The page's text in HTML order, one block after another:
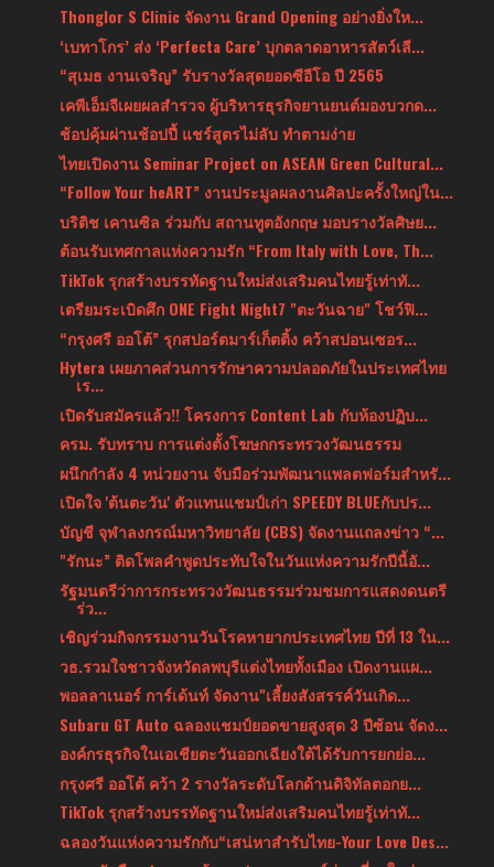
Thonglor S Clinic จัดงาน Grand Opening อย่างยิ่งให...
‘เบทาโกร’ ส่ง ‘Perfecta Care’ บุกตลาดอาหารสัตว์เลี...
“สุเมธ งานเจริญ” รับรางวัลสุดยอดซีอีโอ ปี 2565
เคพีเอ็มจีเผยผลสำรวจ ผู้บริหารธุรกิจยานยนต์มองบวกด...
ช้อปคุ้มผ่านช้อปปี้ แชร์สูตรไม่ลับ ทำตามง่าย
ไทยเปิดงาน Seminar Project on ASEAN Green Cultural...
“Follow Your heART” งานประมูลผลงานศิลปะครั้งใหญ่ใน...
บริติช เคานซิล ร่วมกับ สถานทูตอังกฤษ มอบรางวัลศิษย...
ต้อนรับเทศกาลแห่งความรัก “From Italy with Love, Th...
TikTok รุกสร้างบรรทัดฐานใหม่ส่งเสริมคนไทยรู้เท่าทั...
เตรียมระเบิดศึก ONE Fight Night7 "ตะวันฉาย" โชว์ฟิ...
“กรุงศรี ออโต้” รุกสปอร์ตมาร์เก็ตติ้ง คว้าสปอนเซอร...
Hytera เผยภาคส่วนการรักษาความปลอดภัยในประเทศไทย
เร...
เปิดรับสมัครแล้ว!! โครงการ Content Lab กับห้องปฏิบ...
ครม. รับทราบ การแต่งตั้งโฆษกกระทรวงวัฒนธรรม
ผนึกกำลัง 4 หน่วยงาน จับมือร่วมพัฒนาแพลตฟอร์มสำหรั...
เปิดใจ 'ต้นตะวัน' ตัวแทนแชมป์เก่า SPEEDY BLUEกับปร...
บัญชี จุฬาลงกรณ์มหาวิทยาลัย (CBS) จัดงานแถลงข่าว “...
"รักนะ” ติดโพลคำพูดประทับใจในวันแห่งความรักปีนี้อั...
รัฐมนตรีว่าการกระทรวงวัฒนธรรมร่วมชมการแสดงดนตรี
ร่ว...
เชิญร่วมกิจกรรมงานวันโรคหายากประเทศไทย ปีที่ 13 ใน...
วธ.รวมใจชาวจังหวัดลพบุรีแต่งไทยทั้งเมือง เปิดงานแผ...
พอลลาเนอร์ การ์เด้นท์ จัดงาน"เลี้ยงสังสรรค์วันเกิด...
Subaru GT Auto ฉลองแชมป์ยอดขายสูงสุด 3 ปีซ้อน จัดง...
องค์กรธุรกิจในเอเชียตะวันออกเฉียงใต้ได้รับการยกย่อ...
กรุงศรี ออโต้ คว้า 2 รางวัลระดับโลกด้านดิจิทัลตอกย...
TikTok รุกสร้างบรรทัดฐานใหม่ส่งเสริมคนไทยรู้เท่าทั...
ฉลองวันแห่งความรักกับ“เสน่หาสำรับไทย-Your Love Des...